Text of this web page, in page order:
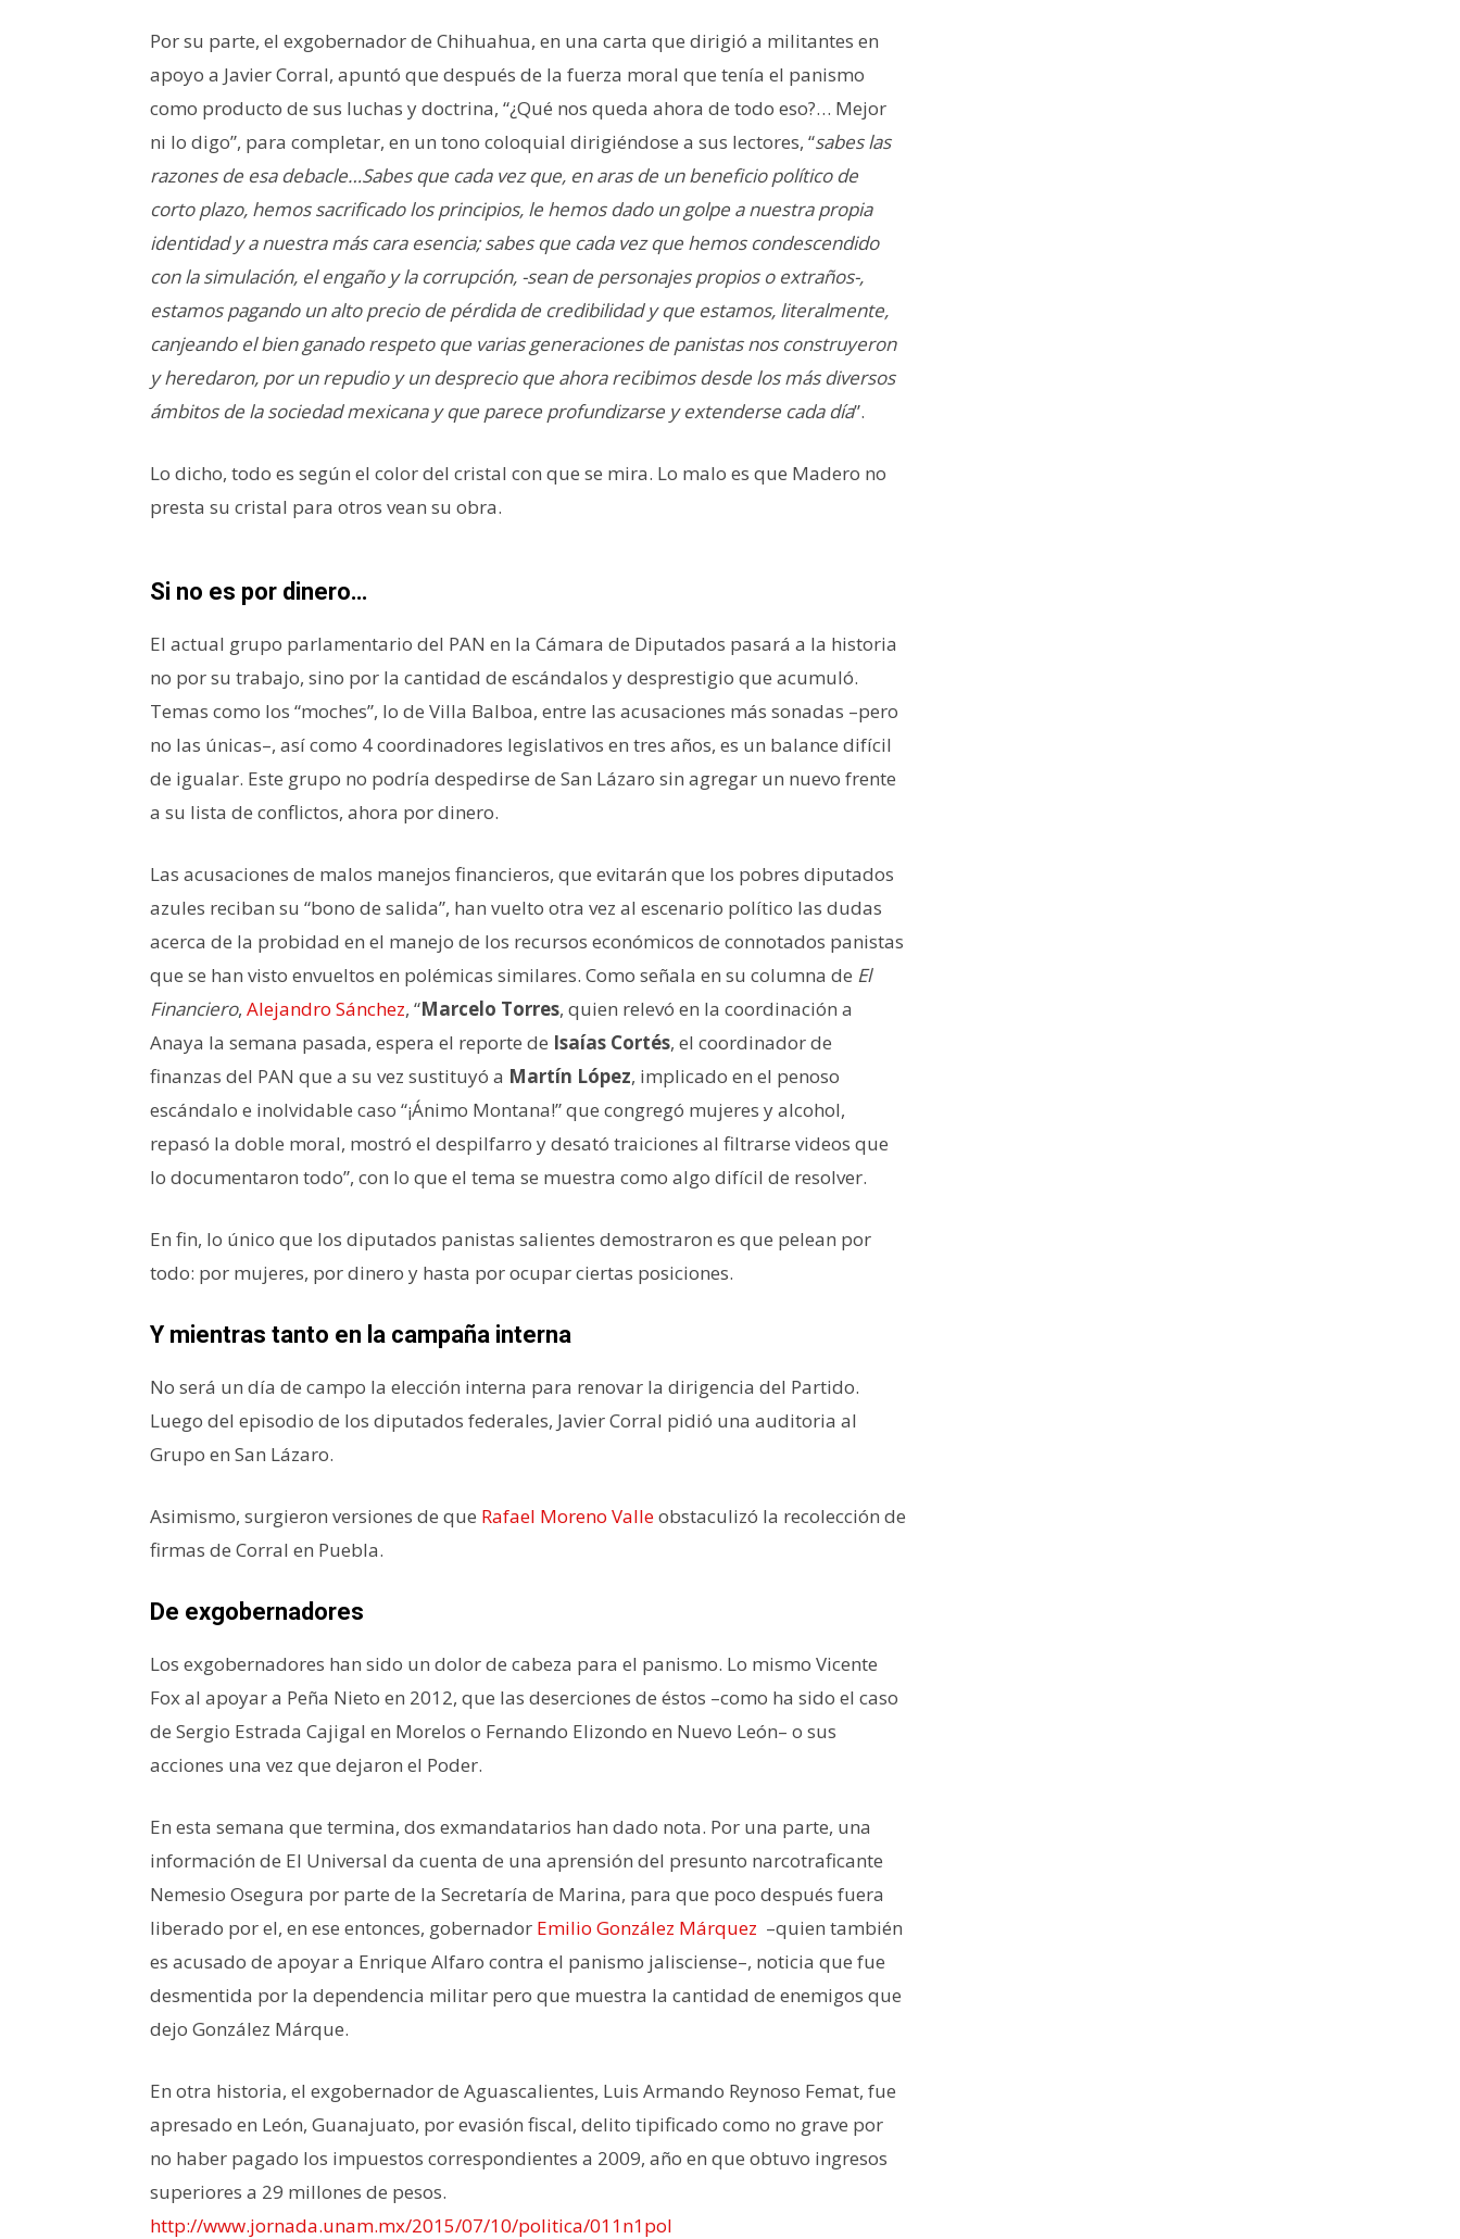
Por su parte, el exgobernador de Chihuahua, en una carta que dirigió a militantes en
apoyo a Javier Corral, apuntó que después de la fuerza moral que tenía el panismo
como producto de sus luchas y doctrina, “¿Qué nos queda ahora de todo eso?… Mejor
ni lo digo”, para completar, en un tono coloquial dirigiéndose a sus lectores, “sabes las
razones de esa debacle…Sabes que cada vez que, en aras de un beneficio político de
corto plazo, hemos sacrificado los principios, le hemos dado un golpe a nuestra propia
identidad y a nuestra más cara esencia; sabes que cada vez que hemos condescendido
con la simulación, el engaño y la corrupción, -sean de personajes propios o extraños-,
estamos pagando un alto precio de pérdida de credibilidad y que estamos, literalmente,
canjeando el bien ganado respeto que varias generaciones de panistas nos construyeron
y heredaron, por un repudio y un desprecio que ahora recibimos desde los más diversos
ámbitos de la sociedad mexicana y que parece profundizarse y extenderse cada día”.
Lo dicho, todo es según el color del cristal con que se mira. Lo malo es que Madero no
presta su cristal para otros vean su obra.
Si no es por dinero…
El actual grupo parlamentario del PAN en la Cámara de Diputados pasará a la historia
no por su trabajo, sino por la cantidad de escándalos y desprestigio que acumuló.
Temas como los “moches”, lo de Villa Balboa, entre las acusaciones más sonadas –pero
no las únicas–, así como 4 coordinadores legislativos en tres años, es un balance difícil
de igualar. Este grupo no podría despedirse de San Lázaro sin agregar un nuevo frente
a su lista de conflictos, ahora por dinero.
Las acusaciones de malos manejos financieros, que evitarán que los pobres diputados
azules reciban su “bono de salida”, han vuelto otra vez al escenario político las dudas
acerca de la probidad en el manejo de los recursos económicos de connotados panistas
que se han visto envueltos en polémicas similares. Como señala en su columna de El
Financiero, Alejandro Sánchez, “Marcelo Torres, quien relevó en la coordinación a
Anaya la semana pasada, espera el reporte de Isaías Cortés, el coordinador de
finanzas del PAN que a su vez sustituyó a Martín López, implicado en el penoso
escándalo e inolvidable caso “¡Ánimo Montana!” que congregó mujeres y alcohol,
repasó la doble moral, mostró el despilfarro y desató traiciones al filtrarse videos que
lo documentaron todo”, con lo que el tema se muestra como algo difícil de resolver.
En fin, lo único que los diputados panistas salientes demostraron es que pelean por
todo: por mujeres, por dinero y hasta por ocupar ciertas posiciones.
Y mientras tanto en la campaña interna
No será un día de campo la elección interna para renovar la dirigencia del Partido.
Luego del episodio de los diputados federales, Javier Corral pidió una auditoria al
Grupo en San Lázaro.
Asimismo, surgieron versiones de que Rafael Moreno Valleobstaculizó la recolección de
firmas de Corral en Puebla.
De exgobernadores
Los exgobernadores han sido un dolor de cabeza para el panismo. Lo mismo Vicente
Fox al apoyar a Peña Nieto en 2012, que las deserciones de éstos –como ha sido el caso
de Sergio Estrada Cajigal en Morelos o Fernando Elizondo en Nuevo León– o sus
acciones una vez que dejaron el Poder.
En esta semana que termina, dos exmandatarios han dado nota. Por una parte, una
información de El Universal da cuenta de una aprensión del presunto narcotraficante
Nemesio Osegura por parte de la Secretaría de Marina, para que poco después fuera
liberado por el, en ese entonces, gobernador Emilio González Márquez –quien también
es acusado de apoyar a Enrique Alfaro contra el panismo jalisciense–, noticia que fue
desmentida por la dependencia militar pero que muestra la cantidad de enemigos que
dejo González Márque.
En otra historia, el exgobernador de Aguascalientes, Luis Armando Reynoso Femat, fue
apresado en León, Guanajuato, por evasión fiscal, delito tipificado como no grave por
no haber pagado los impuestos correspondientes a 2009, año en que obtuvo ingresos
superiores a 29 millones de pesos.
http://www.jornada.unam.mx/2015/07/10/politica/011n1pol